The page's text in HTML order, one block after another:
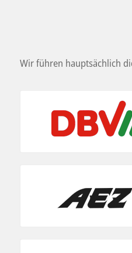
Wir führen hauptsächlich